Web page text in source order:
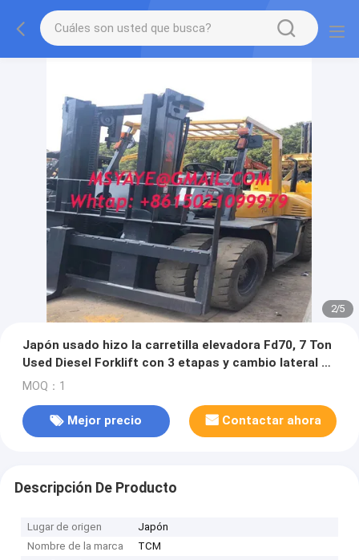
2/5
Japón usado hizo la carretilla elevadora Fd70, 7 Ton
Used Diesel Forklift con 3 etapas y cambio lateral de
Tcm
MOQ：1
Mejor precio Contactar ahora
Descripción De Producto
Lugar de origen
Japón
Nombre de la marca
TCM